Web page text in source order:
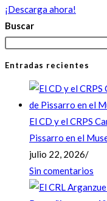
¡Descarga ahora!
Buscar
Entradas recientes
El CD y el CRPS
Pissarro en el
julio 22, 2026/
Sin comentarios